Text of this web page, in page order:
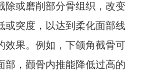
除或磨削部分骨组织，改变
或突度，以达到柔化面部线
效果。例如，下颌角截骨可
部，颧骨内推能降低过高的